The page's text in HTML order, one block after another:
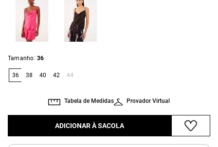
Tamanho: 36
36 38 40 42 44
Provador Virtual
Tabela de Medidas
ADICIONAR À SACOLA